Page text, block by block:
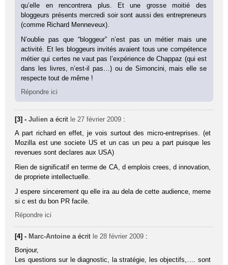
qu’elle en rencontrera plus. Et une grosse moitié des
bloggeurs présents mercredi soir sont aussi des entrepreneurs
(comme Richard Menneveux).
N’oublie pas que “bloggeur” n’est pas un métier mais une
activité. Et les bloggeurs invités avaient tous une compétence
métier qui certes ne vaut pas l’expérience de Chappaz (qui est
dans les livres, n’est-il pas…) ou de Simoncini, mais elle se
respecte tout de même !
Répondre ici
[3] -Julien a écrit le 27 février 2009 :
A part richard en effet, je vois surtout des micro-entreprises. (et
Mozilla est une societe US et un cas un peu a part puisque les
revenues sont declares aux USA)
Rien de significatif en terme de CA, d emplois crees, d innovation,
de propriete intellectuelle.
J espere sincerement qu elle ira au dela de cette audience, meme
si c est du bon PR facile.
Répondre ici
[4] - Marc-Antoine a écrit le 28 février 2009 :
Bonjour,
Les questions sur le diagnostic, la stratégie, les objectifs,…. sont